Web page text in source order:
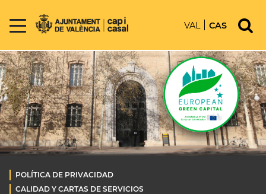
VAL CAS
POLÍTICA DE PRIVACIDAD
CALIDAD Y CARTAS DE SERVICIOS